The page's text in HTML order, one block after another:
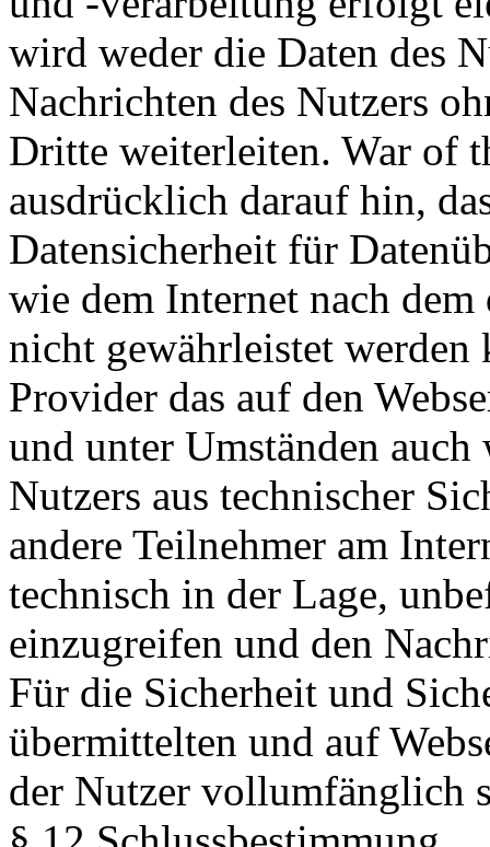
wird weder die Daten des
Nachrichten des Nutzers
Dritte weiterleiten. War of
ausdrücklich darauf hin,
Datensicherheit für
wie dem Internet nach
nicht gewährleistet werden
Provider das auf den
und unter Umständen auch
Nutzers aus technischer
andere Teilnehmer am
technisch in der Lage,
einzugreifen und den
Für die Sicherheit und
übermittelten und auf
der Nutzer vollumfänglich